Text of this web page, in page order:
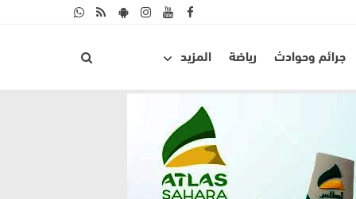
جرائم وحوادث رياضة المزيد